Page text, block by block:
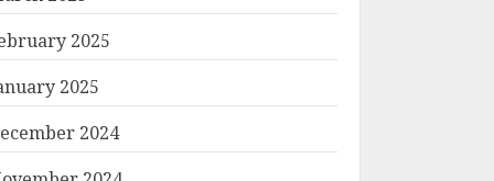
2025
2025
2024